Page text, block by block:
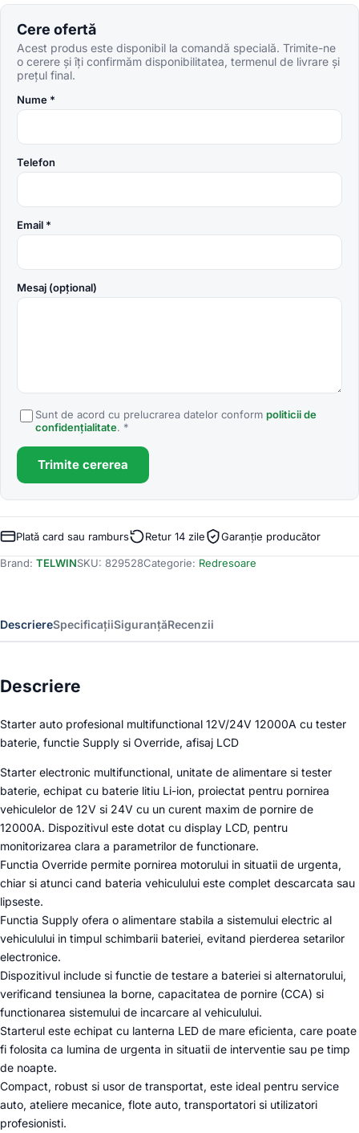
Cere ofertă
Acest produs este disponibil la comandă specială. Trimite-ne
o cerere și îți confirmăm disponibilitatea, termenul de livrare și
prețul final.
Nume *
Telefon
Email *
Mesaj (opțional)
Sunt de acord cu prelucrarea datelor conform politicii de
confidențialitate. *
Trimite cererea
Plată card sau ramburs Retur 14 zile Garanție producător
Brand: TELWINSKU: 829528Categorie: Redresoare
DescriereSpecificațiiSiguranțăRecenzii
Descriere
Starter auto profesional multifunctional 12V/24V 12000A cu tester
baterie, functie Supply si Override, afisaj LCD
Starter electronic multifunctional, unitate de alimentare si tester
baterie, echipat cu baterie litiu Li-ion, proiectat pentru pornirea
vehiculelor de 12V si 24V cu un curent maxim de pornire de
12000A. Dispozitivul este dotat cu display LCD, pentru
monitorizarea clara a parametrilor de functionare.
Functia Override permite pornirea motorului in situatii de urgenta,
chiar si atunci cand bateria vehiculului este complet descarcata sau
lipseste.
Functia Supply ofera o alimentare stabila a sistemului electric al
vehiculului in timpul schimbarii bateriei, evitand pierderea setarilor
electronice.
Dispozitivul include si functie de testare a bateriei si alternatorului,
verificand tensiunea la borne, capacitatea de pornire (CCA) si
functionarea sistemului de incarcare al vehiculului.
Starterul este echipat cu lanterna LED de mare eficienta, care poate
fi folosita ca lumina de urgenta in situatii de interventie sau pe timp
de noapte.
Compact, robust si usor de transportat, este ideal pentru service
auto, ateliere mecanice, flote auto, transportatori si utilizatori
profesionisti.